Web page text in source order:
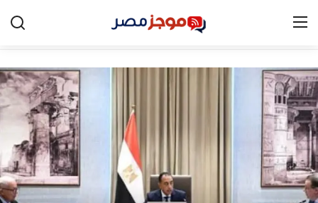
الرئيسية
مصر
الخليج
العالم